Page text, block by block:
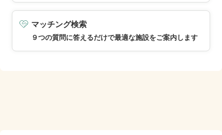
マッチング検索
９つの質問に答えるだけで最適な施設をご案内します